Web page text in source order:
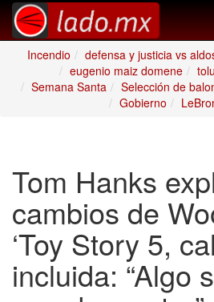
Incendio
defensa y justicia vs
eugenio maiz domene
Semana Santa
Selección de
Gobierno
Tom Hanks
cambios de
‘Toy Story 5,
incluida: “Algo